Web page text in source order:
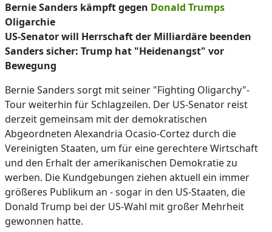
Bernie Sanders kämpft gegen Donald Trumps
Oligarchie
US-Senator will Herrschaft der Milliardäre beenden
Sanders sicher: Trump hat "Heidenangst" vor
Bewegung
Bernie Sanders sorgt mit seiner "Fighting Oligarchy"-
Tour weiterhin für Schlagzeilen. Der US-Senator reist
derzeit gemeinsam mit der demokratischen
Abgeordneten Alexandria Ocasio-Cortez durch die
Vereinigten Staaten, um für eine gerechtere Wirtschaft
und den Erhalt der amerikanischen Demokratie zu
werben. Die Kundgebungen ziehen aktuell ein immer
größeres Publikum an - sogar in den US-Staaten, die
Donald Trump bei der US-Wahl mit großer Mehrheit
gewonnen hatte.